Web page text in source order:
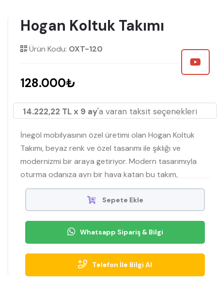
Hogan Koltuk Takımı
Ürün Kodu: OXT-120
128.000₺
14.222,22 TL x 9 ay'a varan taksit seçenekleri
İnegöl mobilyasının özel üretimi olan Hogan Koltuk
Takımı, beyaz renk ve özel tasarımı ile şıklığı ve
modernizmi bir araya getiriyor. Modern tasarımıyla
oturma odanıza ayrı bir hava katan bu takım,
Mobilyamevime'de satışta!
Sepete Ekle
Whatsapp Sipariş & Bilgi
Telefon İle Bilgi Al